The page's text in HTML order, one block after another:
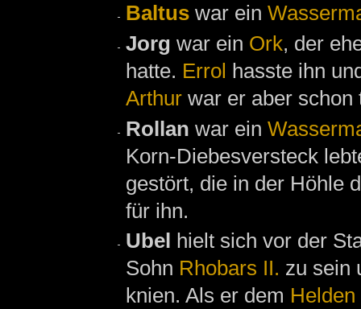
Baltus war ein
Jorg war ein Ork, der
hatte. Errol hasste ihn
Arthur war er aber schon
Rollan war ein
Korn-Diebesversteck
gestört, die in der Höhle
für ihn.
Ubel hielt sich vor der
Sohn Rhobars II. zu sein
knien. Als er dem Helden